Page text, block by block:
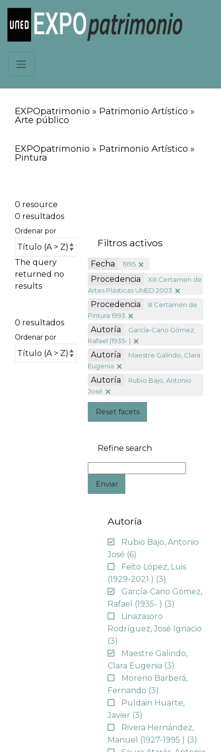
EXPOpatrimonio » Patrimonio Artístico »
Arte público
EXPOpatrimonio » Patrimonio Artístico »
Pintura
0 resource
0 resultados
Ordenar por
The query
returned no
results
0 resultados
Ordenar por
Filtros activos
Fecha 1995
Procedencia
XIII Certamen de
Artes Plásticas UNED 2003
Procedencia
III Certamen de
Pintura 1993
Autoría
García-Cano Gómez,
Rafael (1935- )
Autoría
Maestre Galindo, Clara
Eugenia
Autoría
Rubio Bajo, Antonio
José
Reset facets
Refine search
Enviar
Autoría
Rubio Bajo, Antonio
José (6)
Feito López, Luis
(1929-2021 ) (3)
García-Cano Gómez,
Rafael (1935- ) (3)
Linazasoro
Rodríguez, José Ignacio
(3)
Maestre Galindo,
Clara Eugenia (3)
Moreno Barberá,
Fernando (3)
Puldain Huarte,
Javier (3)
Rivera Hernández,
Manuel (1927-1995 ) (3)